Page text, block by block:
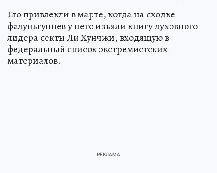
Его привлекли в марте, когда на сходке
фалуньгунцев у него изъяли книгу духовного
лидера секты Ли Хунчжи, входящую в
федеральный список экстремистских
материалов.